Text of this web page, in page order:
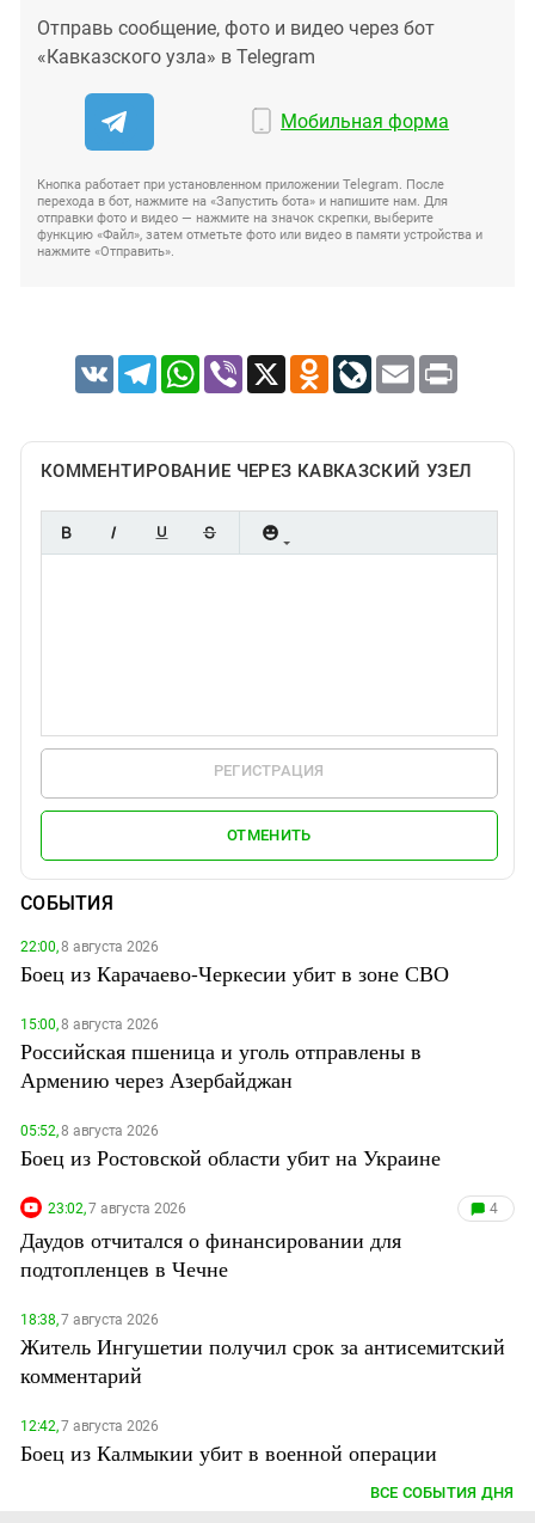
Отправь сообщение, фото и видео через бот
«Кавказского узла» в Telegram
Мобильная форма
Кнопка работает при установленном приложении Telegram. После
перехода в бот, нажмите на «Запустить бота» и напишите нам. Для
отправки фото и видео — нажмите на значок скрепки, выберите
функцию «Файл», затем отметьте фото или видео в памяти устройства и
нажмите «Отправить».
VK TelegramWhatsApp
Viber X Odnoklassniki
LiveJournal
Email Print
КОММЕНТИРОВАНИЕ ЧЕРЕЗ КАВКАЗСКИЙ УЗЕЛ
РЕГИСТРАЦИЯ
ОТМЕНИТЬ
СОБЫТИЯ
22:00,8 августа 2026
Боец из Карачаево-Черкесии убит в зоне СВО
15:00,8 августа 2026
Российская пшеница и уголь отправлены в
Армению через Азербайджан
05:52,8 августа 2026
Боец из Ростовской области убит на Украине
23:02,7 августа 2026 4
Даудов отчитался о финансировании для
подтопленцев в Чечне
18:38,7 августа 2026
Житель Ингушетии получил срок за антисемитский
комментарий
12:42,7 августа 2026
Боец из Калмыкии убит в военной операции
ВСЕ СОБЫТИЯ ДНЯ